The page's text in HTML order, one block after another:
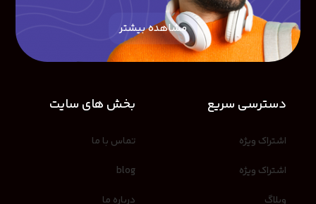
مشاهده بیشتر
دسترسی سریع
اشتراک ویژه
اشتراک ویژه
وبلاگ
بخش های سایت
تماس با ما
blog
درباره ما